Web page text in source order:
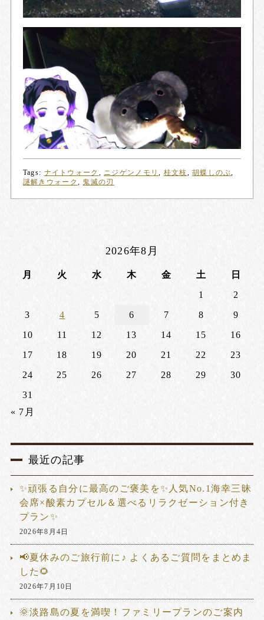
Tags: ナイトウォーク , ニジゲンノモリ, 桂文枝,胡蝶しのぶ,
謎解きウォーク , 鬼滅の刃
2026年8月
月 火 水 木 金 土
日
1
2
3
4 5 6 7 8
9
10
11 12 13 14 15
16
17
18 19 20 21 22
23
24
25 26 27 28 29
30
31
« 7月
最近の記事
✨頑張る自分に最高のご褒美を✨人気No.1海幸三昧
会席×酸素カプセル＆選べるリラクゼーション付き
プラン✨
2026年8月4日
📢夏休みのご旅行前に♪ よくあるご質問をまとめま
した🌻
2026年7月10日
🌞淡路島の夏を満喫！ファミリープランのご案内